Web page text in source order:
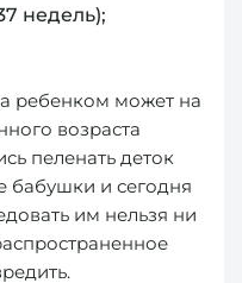
недель);
ребенком может на
возраста
пеленать деток
бабушки и сегодня
им нельзя ни